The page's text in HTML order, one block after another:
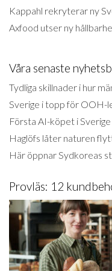
Kappahl rekryterar ny
Axfood utser ny
Våra senaste
Tydliga skillnader i hur
Sverige i topp för OOH-
Första AI-köpet i
Haglöfs låter naturen
Här öppnar Sydkoreas
Provläs: 12